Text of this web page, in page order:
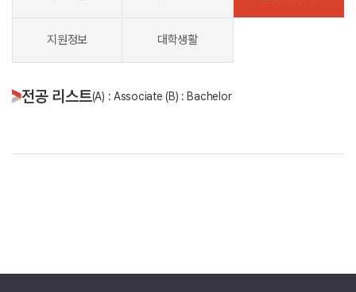
지원정보 대학생활
전공 리스트(A) : Associate (B) : Bachelor